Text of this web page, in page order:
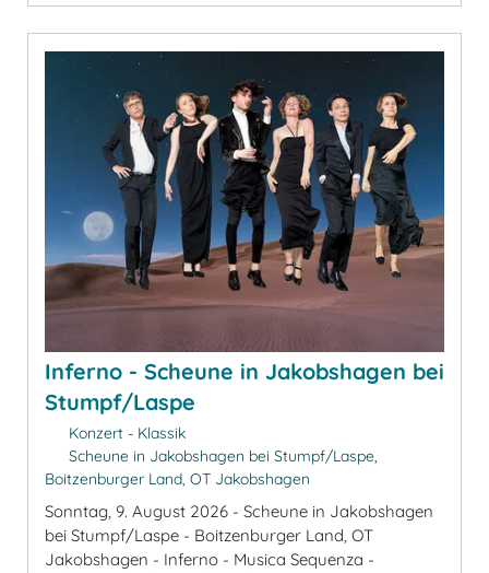
Inferno - Scheune in Jakobshagen bei
Stumpf/Laspe
Konzert - Klassik
Scheune in Jakobshagen bei Stumpf/Laspe,
Boitzenburger Land, OT Jakobshagen
Sonntag, 9. August 2026 - Scheune in Jakobshagen
bei Stumpf/Laspe - Boitzenburger Land, OT
Jakobshagen - Inferno - Musica Sequenza -